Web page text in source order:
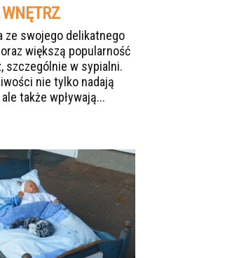
ze swojego delikatnego
większą popularność
szczególnie w sypialni.
nie tylko nadają
także wpływają...